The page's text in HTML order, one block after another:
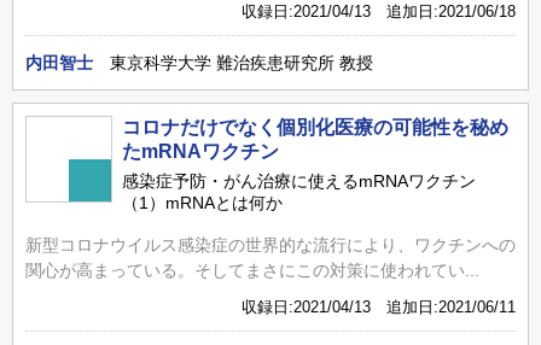
収録日:2021/04/13 追加日:2021/06/18
内田智士 東京科学大学 難治疾患研究所 教授
コロナだけでなく個別化医療の可能性を秘め
たmRNAワクチン
感染症予防・がん治療に使えるmRNAワクチン
（1）mRNAとは何か
新型コロナウイルス感染症の世界的な流行により、ワクチンへの
関心が高まっている。そしてまさにこの対策に使われてい...
収録日:2021/04/13 追加日:2021/06/11